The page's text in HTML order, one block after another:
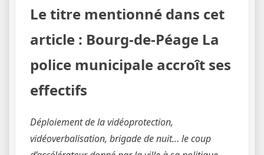
Le titre mentionné dans cet
article : Bourg-de-Péage La
police municipale accroît ses
effectifs
Déploiement de la vidéoprotection,
vidéoverbalisation, brigade de nuit… le coup